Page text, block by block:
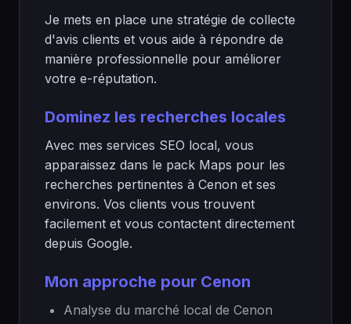
Je mets en place une stratégie de collecte
d'avis clients et vous aide à répondre de
manière professionnelle pour améliorer
votre e-réputation.
Dominez les recherches locales
Avec mes services SEO local, vous
apparaissez dans le pack Maps pour les
recherches pertinentes à Cenon et ses
environs. Vos clients vous trouvent
facilement et vous contactent directement
depuis Google.
Mon approche pour Cenon
Analyse du marché local de Cenon